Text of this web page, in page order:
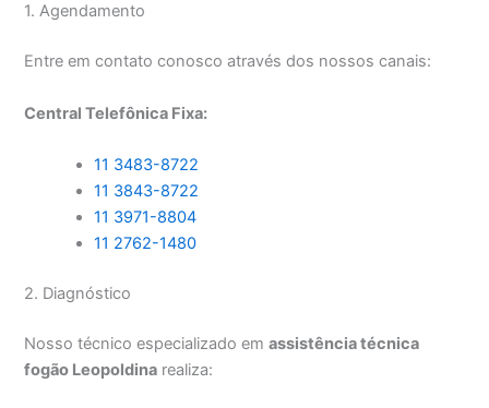
1. Agendamento
Entre em contato conosco através dos nossos canais:
Central Telefônica Fixa:
11 3483-8722
11 3843-8722
11 3971-8804
11 2762-1480
2. Diagnóstico
Nosso técnico especializado emassistência técnica
fogão Leopoldina realiza: